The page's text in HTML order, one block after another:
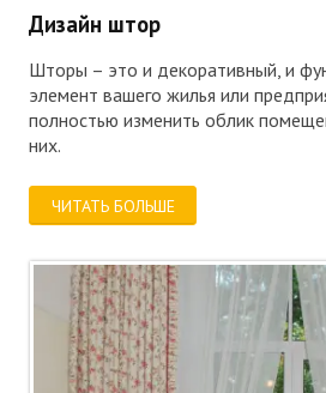
Дизайн штор
Шторы – это и декоративный, и
элемент вашего жилья или
полностью изменить облик
них.
ЧИТАТЬ БОЛЬШЕ